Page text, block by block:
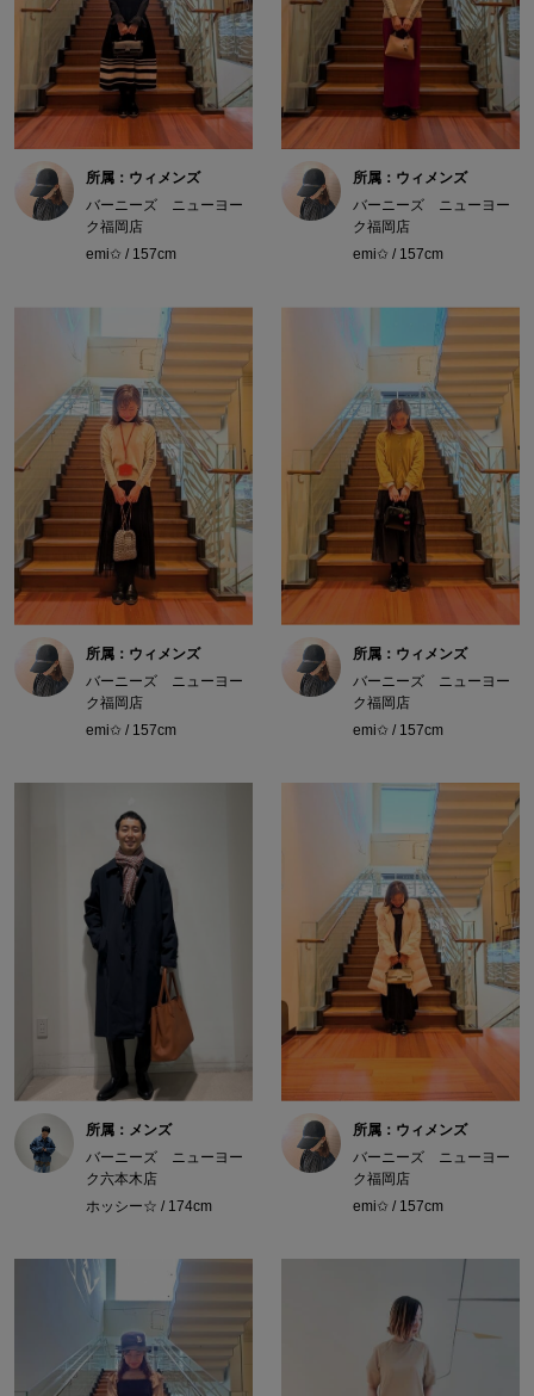
所属：ウィメンズ
バーニーズ ニューヨー
ク福岡店
emi✩ / 157cm
所属：ウィメンズ
バーニーズ ニューヨー
ク福岡店
emi✩ / 157cm
所属：ウィメンズ
バーニーズ ニューヨー
ク福岡店
emi✩ / 157cm
所属：ウィメンズ
バーニーズ ニューヨー
ク福岡店
emi✩ / 157cm
所属：メンズ
バーニーズ ニューヨー
ク六本木店
ホッシー☆ / 174cm
所属：ウィメンズ
バーニーズ ニューヨー
ク福岡店
emi✩ / 157cm